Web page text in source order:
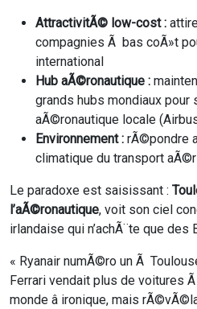
AttractivitÃ© low-cost :
compagnies Ã bas coÃ»t
international
Hub aÃ©ronautique :
grands hubs mondiaux pour
aÃ©ronautique locale
Environnement : rÃ©pondre
climatique du transport
Le paradoxe est saisissant :
l’aÃ©ronautique, voit son ciel
irlandaise qui n’achÃ¨te que
« Ryanair numÃ©ro un Ã
Ferrari vendait plus de voitures
monde â ironique, mais